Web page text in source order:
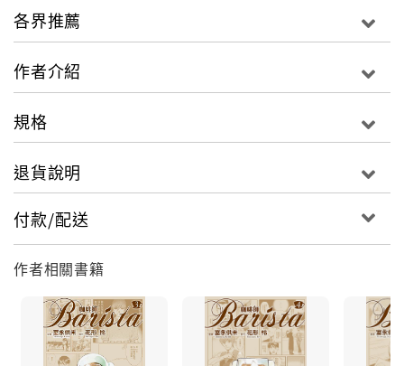
的一頓呢？episode.12 前餐酒時間培養土壤就好像人際
關係的交往，沒有注入愛情的土地，是無法種出打動人
的拿鐵拉花熱鬧的新店開幕與依照喜好的試飲活動，能
episode.14 另一位首席咖啡師炫麗奪目的拉花技巧，讓
尋、創造專屬於自己的一杯特調，用一杯不同的風格開
啟新的方向吧！episode.16 冰咖啡雪克因為失去過，所
以更加珍惜，用一杯美味咖啡分享身為咖啡師的喜悅與
榮耀。episode.17 獻給戀人的雪克咖啡獻給最特別的人
的一杯咖啡，是動力也是夢想。用滿載愛意的咖啡傳達
出最真實的心情吧！
各界推薦
作者介紹
規格
退貨說明
付款/配送
作者相關書籍